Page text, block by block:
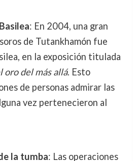
: En 2004, una gran
de Tutankhamón fue
en la exposición titulada
oro del más allá. Esto
de personas admirar las
vez pertenecieron al
la tumba: Las operaciones